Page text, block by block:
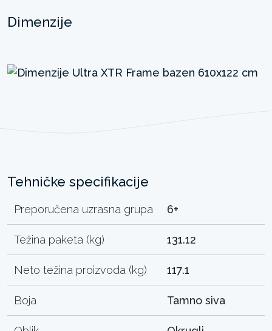
Dimenzije
Tehničke specifikacije
Preporučena uzrasna grupa 6+
Težina paketa (kg) 131.12
Neto težina proizvoda (kg) 117.1
Boja Tamno siva